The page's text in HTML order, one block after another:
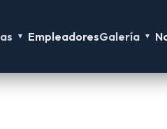
▼ EmpleadoresGalería ▼